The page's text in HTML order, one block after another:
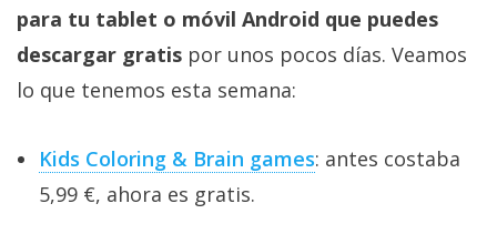
para tu tablet o móvil Android que puedes
descargar gratis por unos pocos días. Veamos
lo que tenemos esta semana:
Kids Coloring & Brain games: antes costaba
5,99 €, ahora es gratis.